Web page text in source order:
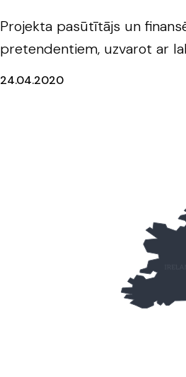
Projekta pasūtītājs un
pretendentiem, uzvarot ar
24.04.2020